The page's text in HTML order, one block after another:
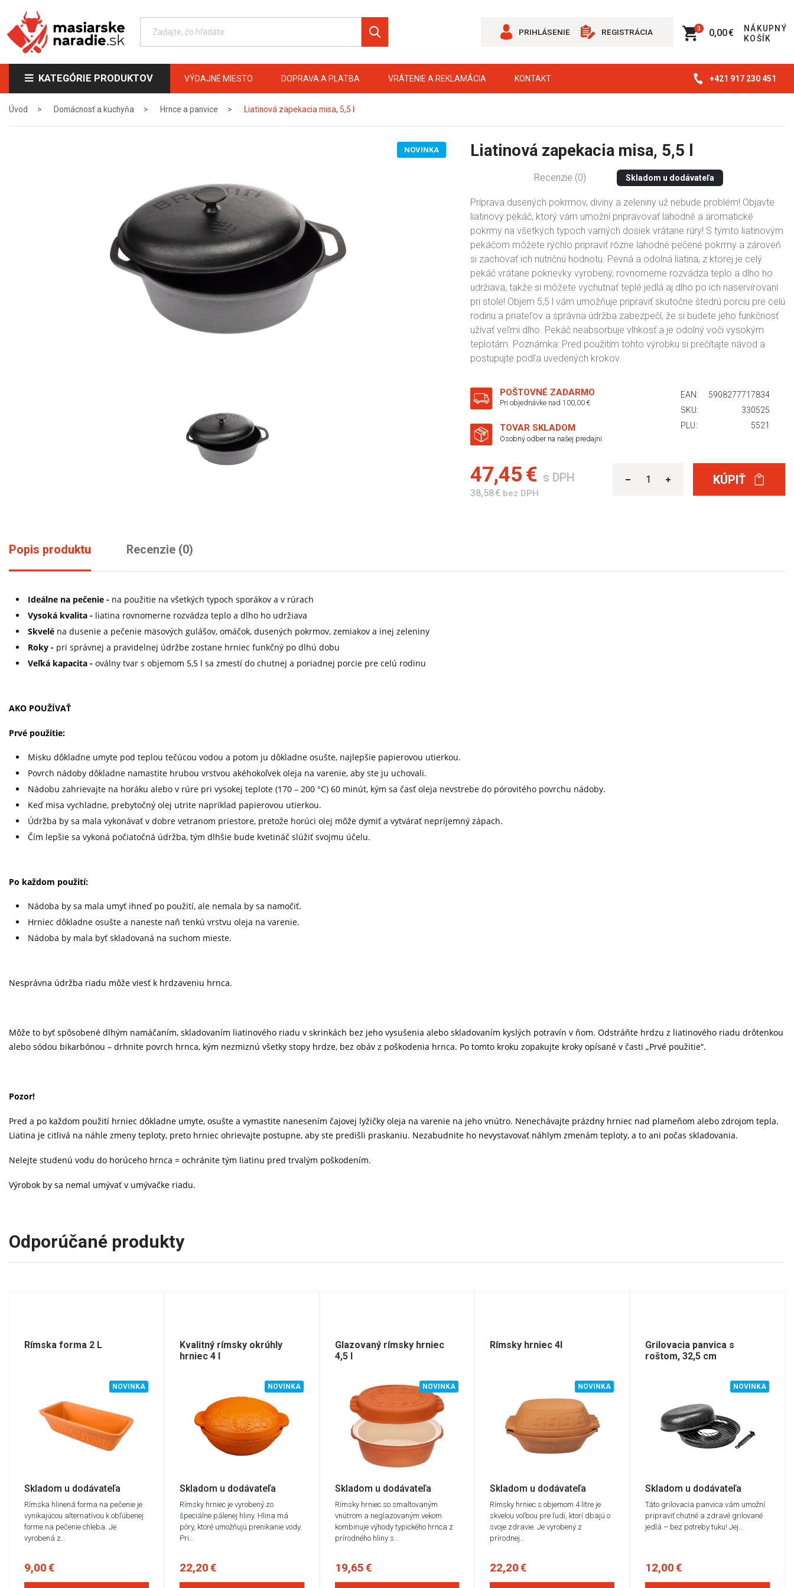
PRIHLÁSENIE REGISTRÁCIA 0,00 €
NÁKUPNÝ
KOŠÍK
0
KATEGÓRIE PRODUKTOV VÝDAJNÉ MIESTO DOPRAVA A PLATBA VRÁTENIE A REKLAMÁCIA KONTAKT +421 917 230 451
Úvod Domácnosť a kuchyňa Hrnce a panvice Liatinová zapekacia misa, 5,5 l
Liatinová zapekacia misa, 5,5 l
Recenzie (0) Skladom u dodávateľa
Príprava dusených pokrmov, diviny a zeleniny už nebude problém! Objavte
liatinový pekáč, ktorý vám umožní pripravovať lahodné a aromatické
pokrmy na všetkých typoch varných dosiek vrátane rúry! S týmto liatinovým
pekáčom môžete rýchlo pripraviť rôzne lahodné pečené pokrmy a zároveň
si zachovať ich nutričnú hodnotu. Pevná a odolná liatina, z ktorej je celý
pekáč vrátane pokrievky vyrobený, rovnomerne rozvádza teplo a dlho ho
udržiava, takže si môžete vychutnať teplé jedlá aj dlho po ich naservírovaní
pri stole! Objem 5,5 l vám umožňuje pripraviť skutočne štedrú porciu pre celú
rodinu a priateľov a správna údržba zabezpečí, že si budete jeho funkčnosť
užívať veľmi dlho. Pekáč neabsorbuje vlhkosť a je odolný voči vysokým
teplotám. Poznámka: Pred použitím tohto výrobku si prečítajte návod a
postupujte podľa uvedených krokov.
POŠTOVNÉ ZADARMO
Pri objednávke nad 100,00 €
TOVAR SKLADOM
Osobný odber na našej predajni
EAN:
5908277717834
SKU:
330525
PLU:
5521
47,45 € s DPH
38,58 € bez DPH
KÚPIŤ
NOVINKA
Popis produktu Recenzie (0)
Ideálne na pečenie - na použitie na všetkých typoch sporákov a v rúrach
Vysoká kvalita - liatina rovnomerne rozvádza teplo a dlho ho udržiava
Skvelé na dusenie a pečenie mäsových gulášov, omáčok, dusených pokrmov, zemiakov a inej zeleniny
Roky - pri správnej a pravidelnej údržbe zostane hrniec funkčný po dlhú dobu
Veľká kapacita - oválny tvar s objemom 5,5 l sa zmestí do chutnej a poriadnej porcie pre celú rodinu
AKO POUŽÍVAŤ
Prvé použitie:
Misku dôkladne umyte pod teplou tečúcou vodou a potom ju dôkladne osušte, najlepšie papierovou utierkou.
Povrch nádoby dôkladne namastite hrubou vrstvou akéhokoľvek oleja na varenie, aby ste ju uchovali.
Nádobu zahrievajte na horáku alebo v rúre pri vysokej teplote (170 – 200 °C) 60 minút, kým sa časť oleja nevstrebe do pórovitého povrchu nádoby.
Keď misa vychladne, prebytočný olej utrite napríklad papierovou utierkou.
Údržba by sa mala vykonávať v dobre vetranom priestore, pretože horúci olej môže dymiť a vytvárať nepríjemný zápach.
Čím lepšie sa vykoná počiatočná údržba, tým dlhšie bude kvetináč slúžiť svojmu účelu.
Po každom použití:
Nádoba by sa mala umyť ihneď po použití, ale nemala by sa namočiť.
Hrniec dôkladne osušte a naneste naň tenkú vrstvu oleja na varenie.
Nádoba by mala byť skladovaná na suchom mieste.
Nesprávna údržba riadu môže viesť k hrdzaveniu hrnca.
Môže to byť spôsobené dlhým namáčaním, skladovaním liatinového riadu v skrinkách bez jeho vysušenia alebo skladovaním kyslých potravín v ňom. Odstráňte hrdzu z liatinového riadu drôtenkou
alebo sódou bikarbónou – drhnite povrch hrnca, kým nezmiznú všetky stopy hrdze, bez obáv z poškodenia hrnca. Po tomto kroku zopakujte kroky opísané v časti „Prvé použitie“.
Pozor!
Pred a po každom použití hrniec dôkladne umyte, osušte a vymastite nanesením čajovej lyžičky oleja na varenie na jeho vnútro. Nenechávajte prázdny hrniec nad plameňom alebo zdrojom tepla.
Liatina je citlivá na náhle zmeny teploty, preto hrniec ohrievajte postupne, aby ste predišli praskaniu. Nezabudnite ho nevystavovať náhlym zmenám teploty, a to ani počas skladovania.
Nelejte studenú vodu do horúceho hrnca = ochránite tým liatinu pred trvalým poškodením.
Výrobok by sa nemal umývať v umývačke riadu.
Odporúčané produkty
Rímska forma 2 L
NOVINKA
Skladom u dodávateľa
Rímska hlinená forma na pečenie je
vynikajúcou alternatívou k obľúbenej
forme na pečenie chleba. Je
vyrobená z…
9,00 €
Kvalitný rímsky okrúhly
hrniec 4 l
NOVINKA
Skladom u dodávateľa
Rímsky hrniec je vyrobený zo
špeciálne pálenej hliny. Hlina má
póry, ktoré umožňujú prenikanie vody.
Pri…
22,20 €
Glazovaný rímsky hrniec
4,5 l
NOVINKA
Skladom u dodávateľa
Rímsky hrniec so smaltovaným
vnútrom a neglazovaným vekom
kombinuje výhody typického hrnca z
prírodného hliny s…
19,65 €
Rímsky hrniec 4l
NOVINKA
Skladom u dodávateľa
Rímsky hrniec s objemom 4 litre je
skvelou voľbou pre ľudí, ktorí dbajú o
svoje zdravie. Je vyrobený z
prírodnej…
22,20 €
Grilovacia panvica s
roštom, 32,5 cm
NOVINKA
Skladom u dodávateľa
​​​​​​​Táto grilovacia panvica vám umožní
pripraviť chutné a zdravé grilované
jedlá – bez potreby tuku! Jej…
12,00 €